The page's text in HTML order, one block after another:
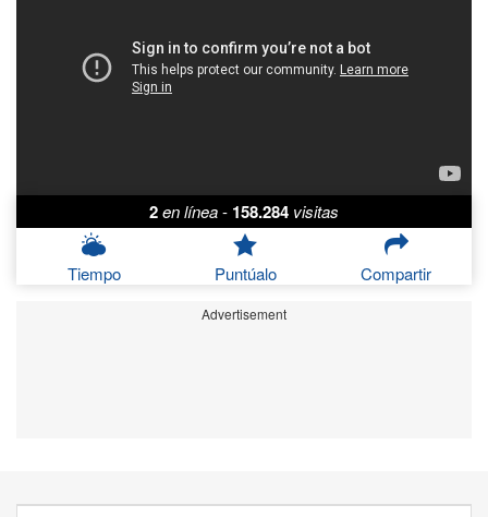
2en línea- 158.284 visitas
Tiempo Puntúalo Compartir
Advertisement